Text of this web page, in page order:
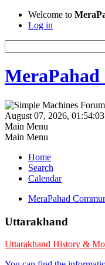
Welcome to
Log in
August 07, 2026,
Main Menu
Main Menu
Home
Search
Calendar
MeraPahad
Uttarakhand
Uttarakhand History &